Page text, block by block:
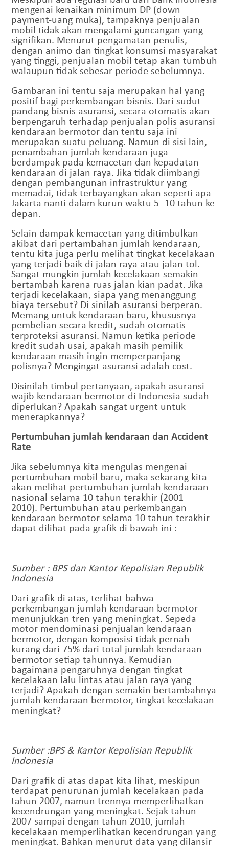
mengenai kenaikan minimum DP (down
payment-uang muka), tampaknya penjualan
mobil tidak akan mengalami guncangan yang
signifikan. Menurut pengamatan penulis,
dengan animo dan tingkat konsumsi masyarakat
yang tinggi, penjualan mobil tetap akan tumbuh
walaupun tidak sebesar periode sebelumnya.
Gambaran ini tentu saja merupakan hal yang
positif bagi perkembangan bisnis. Dari sudut
pandang bisnis asuransi, secara otomatis akan
berpengaruh terhadap penjualan polis asuransi
kendaraan bermotor dan tentu saja ini
merupakan suatu peluang. Namun di sisi lain,
penambahan jumlah kendaraan juga
berdampak pada kemacetan dan kepadatan
kendaraan di jalan raya. Jika tidak diimbangi
dengan pembangunan infrastruktur yang
memadai, tidak terbayangkan akan seperti apa
Jakarta nanti dalam kurun waktu 5 -10 tahun ke
depan.
Selain dampak kemacetan yang ditimbulkan
akibat dari pertambahan jumlah kendaraan,
tentu kita juga perlu melihat tingkat kecelakaan
yang terjadi baik di jalan raya atau jalan tol.
Sangat mungkin jumlah kecelakaan semakin
bertambah karena ruas jalan kian padat. Jika
terjadi kecelakaan, siapa yang menanggung
biaya tersebut? Di sinilah asuransi berperan.
Memang untuk kendaraan baru, khususnya
pembelian secara kredit, sudah otomatis
terproteksi asuransi. Namun ketika periode
kredit sudah usai, apakah masih pemilik
kendaraan masih ingin memperpanjang
polisnya? Mengingat asuransi adalah cost.
Disinilah timbul pertanyaan, apakah asuransi
wajib kendaraan bermotor di Indonesia sudah
diperlukan? Apakah sangat urgent untuk
menerapkannya?
Pertumbuhan jumlah kendaraan dan Accident
Rate
Jika sebelumnya kita mengulas mengenai
pertumbuhan mobil baru, maka sekarang kita
akan melihat pertumbuhan jumlah kendaraan
nasional selama 10 tahun terakhir (2001 –
2010). Pertumbuhan atau perkembangan
kendaraan bermotor selama 10 tahun terakhir
dapat dilihat pada grafik di bawah ini :
Sumber : BPS dan Kantor Kepolisian Republik
Indonesia
Dari grafik di atas, terlihat bahwa
perkembangan jumlah kendaraan bermotor
menunjukkan tren yang meningkat. Sepeda
motor mendominasi penjualan kendaraan
bermotor, dengan komposisi tidak pernah
kurang dari 75% dari total jumlah kendaraan
bermotor setiap tahunnya. Kemudian
bagaimana pengaruhnya dengan tingkat
kecelakaan lalu lintas atau jalan raya yang
terjadi? Apakah dengan semakin bertambahnya
jumlah kendaraan bermotor, tingkat kecelakaan
meningkat?
Sumber :BPS & Kantor Kepolisian Republik
Indonesia
Dari grafik di atas dapat kita lihat, meskipun
terdapat penurunan jumlah kecelakaan pada
tahun 2007, namun trennya memperlihatkan
kecendrungan yang meningkat. Sejak tahun
2007 sampai dengan tahun 2010, jumlah
kecelakaan memperlihatkan kecendrungan yang
meningkat. Bahkan menurut data yang dilansir